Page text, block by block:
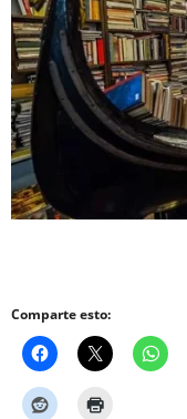
Comparte esto: